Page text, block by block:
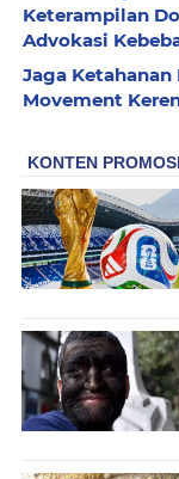
Keterampilan
Advokasi
Jaga Ketahanan
Movement